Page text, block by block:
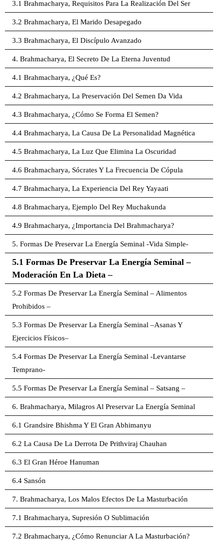
3.1 Brahmacharya, Requisitos Para La Realización Del Ser
3.2 Brahmacharya, El Marido Desapegado
3.3 Brahmacharya, El Discípulo Avanzado
4. Brahmacharya, El Secreto De La Eterna Juventud
4.1 Brahmacharya, ¿Qué Es?
4.2 Brahmacharya, La Preservación Del Semen Da Vida
4.3 Brahmacharya, ¿Cómo Se Forma El Semen?
4.4 Brahmacharya, La Causa De La Personalidad Magnética
4.5 Brahmacharya, La Luz Que Elimina La Oscuridad
4.6 Brahmacharya, Sócrates Y La Frecuencia De Cópula
4.7 Brahmacharya, La Experiencia Del Rey Yayaati
4.8 Brahmacharya, Ejemplo Del Rey Muchakunda
4.9 Brahmacharya, ¿Importancia Del Brahmacharya?
5. Formas De Preservar La Energía Seminal -Vida Simple-
5.1 Formas De Preservar La Energía Seminal –
Moderación En La Dieta –
5.2 Formas De Preservar La Energía Seminal – Alimentos
Prohibidos –
5.3 Formas De Preservar La Energía Seminal –Asanas Y
Ejercicios Físicos–
5.4 Formas De Preservar La Energía Seminal -Levantarse
Temprano-
5.5 Formas De Preservar La Energía Seminal – Satsang –
6. Brahmacharya, Milagros Al Preservar La Energía Seminal
6.1 Grandsire Bhishma Y El Gran Abhimanyu
6.2 La Causa De La Derrota De Prithviraj Chauhan
6.3 El Gran Héroe Hanuman
6.4 Sansón
7. Brahmacharya, Los Malos Efectos De La Masturbación
7.1 Brahmacharya, Supresión O Sublimación
7.2 Brahmacharya, ¿Cómo Renunciar A La Masturbación?